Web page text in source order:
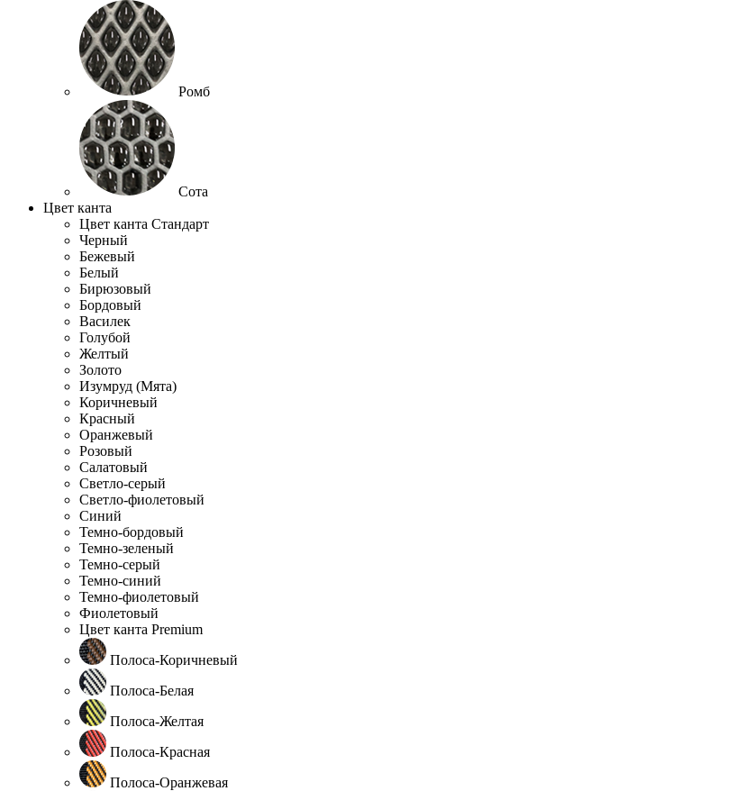
Ромб
Сота
Цвет канта
Цвет канта Стандарт
Черный
Бежевый
Белый
Бирюзовый
Бордовый
Василек
Голубой
Желтый
Золото
Изумруд (Мята)
Коричневый
Красный
Оранжевый
Розовый
Салатовый
Светло-серый
Светло-фиолетовый
Синий
Темно-бордовый
Темно-зеленый
Темно-серый
Темно-синий
Темно-фиолетовый
Фиолетовый
Цвет канта Premium
Полоса-Коричневый
Полоса-Белая
Полоса-Желтая
Полоса-Красная
Полоса-Оранжевая